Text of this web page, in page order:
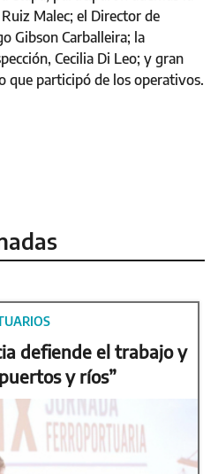
Malec; el Director de
Gibson Carballeira; la
Cecilia Di Leo; y gran
que participó de los operativos.
defiende el trabajo y
y ríos”